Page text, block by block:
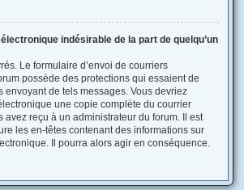
indésirable de la part de quelqu’un
Le formulaire d’envoi de courriers
possède des protections qui essaient de
envoyant de tels messages. Vous devriez
une copie complète du courrier
avez reçu à un administrateur du forum. Il est
les en-têtes contenant des informations sur
Il pourra alors agir en conséquence.